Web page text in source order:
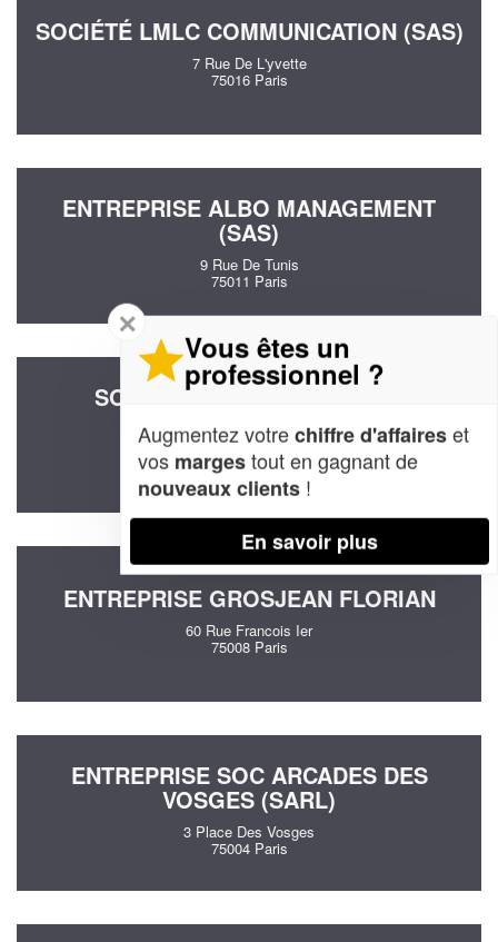
SOCIÉTÉ LMLC COMMUNICATION (SAS)
7 Rue De L'yvette
75016 Paris
ENTREPRISE ALBO MANAGEMENT
(SAS)
9 Rue De Tunis
75011 Paris
SOCIÉTÉ PALATNIK ARTS ET
TECHNIQUES (SARL)
8 Rue Legouve
75010 Paris
ENTREPRISE GROSJEAN FLORIAN
60 Rue Francois Ier
75008 Paris
ENTREPRISE SOC ARCADES DES
VOSGES (SARL)
3 Place Des Vosges
75004 Paris
✕
Vous êtes un
professionnel ?
Augmentez votrechiffre d'affaireset
vos margestout en gagnant de
nouveaux clients !
En savoir plus